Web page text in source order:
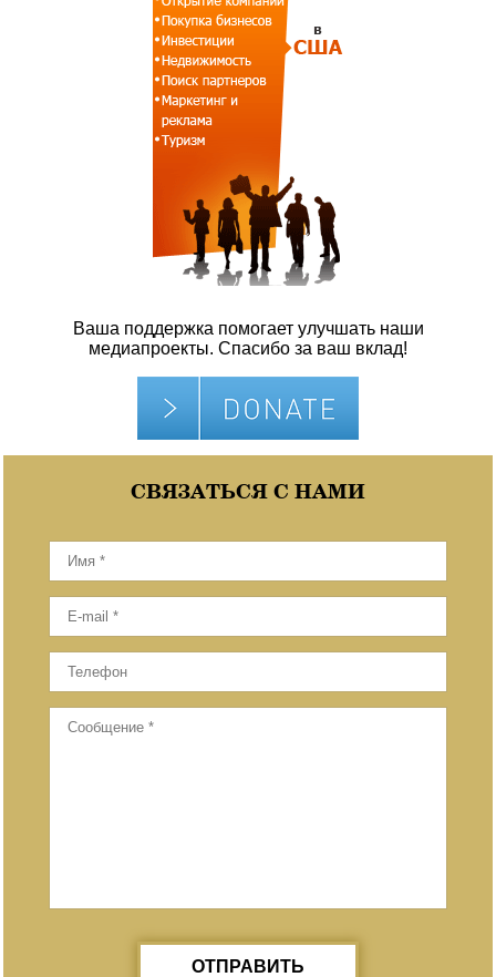
Ваша поддержка помогает улучшать наши
медиапроекты. Спасибо за ваш вклад!
СВЯЗАТЬСЯ С НАМИ
ОТПРАВИТЬ